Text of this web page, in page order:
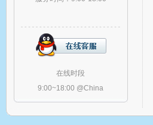
在线时段
9:00~18:00 @China